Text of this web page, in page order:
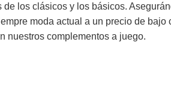
los clásicos y los básicos.
moda actual a un precio de bajo
nuestros complementos a juego.